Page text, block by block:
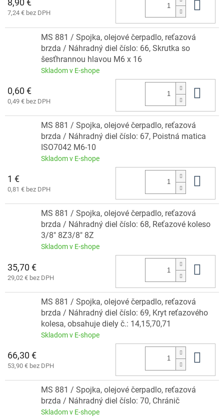
8,90 €
7,24 € bez DPH
MS 881 / Spojka, olejové čerpadlo, reťazová
brzda / Náhradný diel číslo: 66, Skrutka so
šesťhrannou hlavou M6 x 16
Skladom v E-shope
0,60 €
0,49 € bez DPH
MS 881 / Spojka, olejové čerpadlo, reťazová
brzda / Náhradný diel číslo: 67, Poistná matica
ISO7042 M6-10
Skladom v E-shope
1 €
0,81 € bez DPH
MS 881 / Spojka, olejové čerpadlo, reťazová
brzda / Náhradný diel číslo: 68, Reťazové koleso
3/8" 8Z3/8" 8Z
Skladom v E-shope
35,70 €
29,02 € bez DPH
MS 881 / Spojka, olejové čerpadlo, reťazová
brzda / Náhradný diel číslo: 69, Kryt reťazového
kolesa, obsahuje diely č.: 14,15,70,71
Skladom v E-shope
66,30 €
53,90 € bez DPH
MS 881 / Spojka, olejové čerpadlo, reťazová
brzda / Náhradný diel číslo: 70, Chránič
Skladom v E-shope